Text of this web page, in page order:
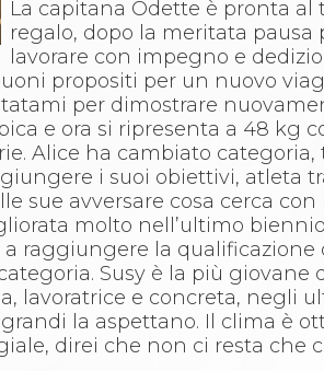
La capitana Odette è pronta al
regalo, dopo la meritata pausa
lavorare con impegno e
propositi per un nuovo
per dimostrare
e ora si ripresenta a 48 kg
Alice ha cambiato
i suoi obiettivi, atleta
sue avversare cosa cerca
molto nell’ultimo
raggiungere la qualificazione
Susy è la più giovane
lavoratrice e concreta, negli
la aspettano. Il clima è
direi che non ci resta che